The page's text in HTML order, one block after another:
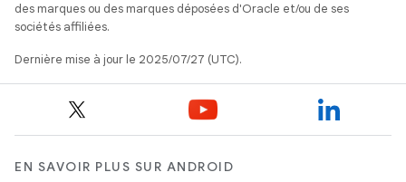
des marques ou des marques déposées d'Oracle et/ou de ses
sociétés affiliées.
Dernière mise à jour le 2025/07/27 (UTC).
EN SAVOIR PLUS SUR ANDROID